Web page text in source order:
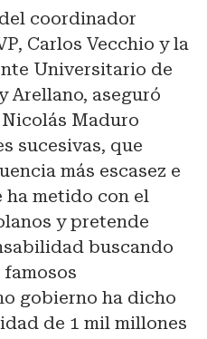
coordinador
Carlos Vecchio y la
Universitario de
Arellano, aseguró
Maduro
sucesivas, que
más escasez e
ha metido con el
y pretende
buscando
gobierno ha dicho
de 1 mil millones